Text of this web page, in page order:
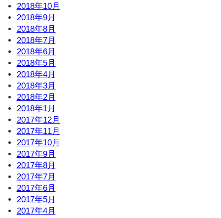
2018年10月
2018年9月
2018年8月
2018年7月
2018年6月
2018年5月
2018年4月
2018年3月
2018年2月
2018年1月
2017年12月
2017年11月
2017年10月
2017年9月
2017年8月
2017年7月
2017年6月
2017年5月
2017年4月